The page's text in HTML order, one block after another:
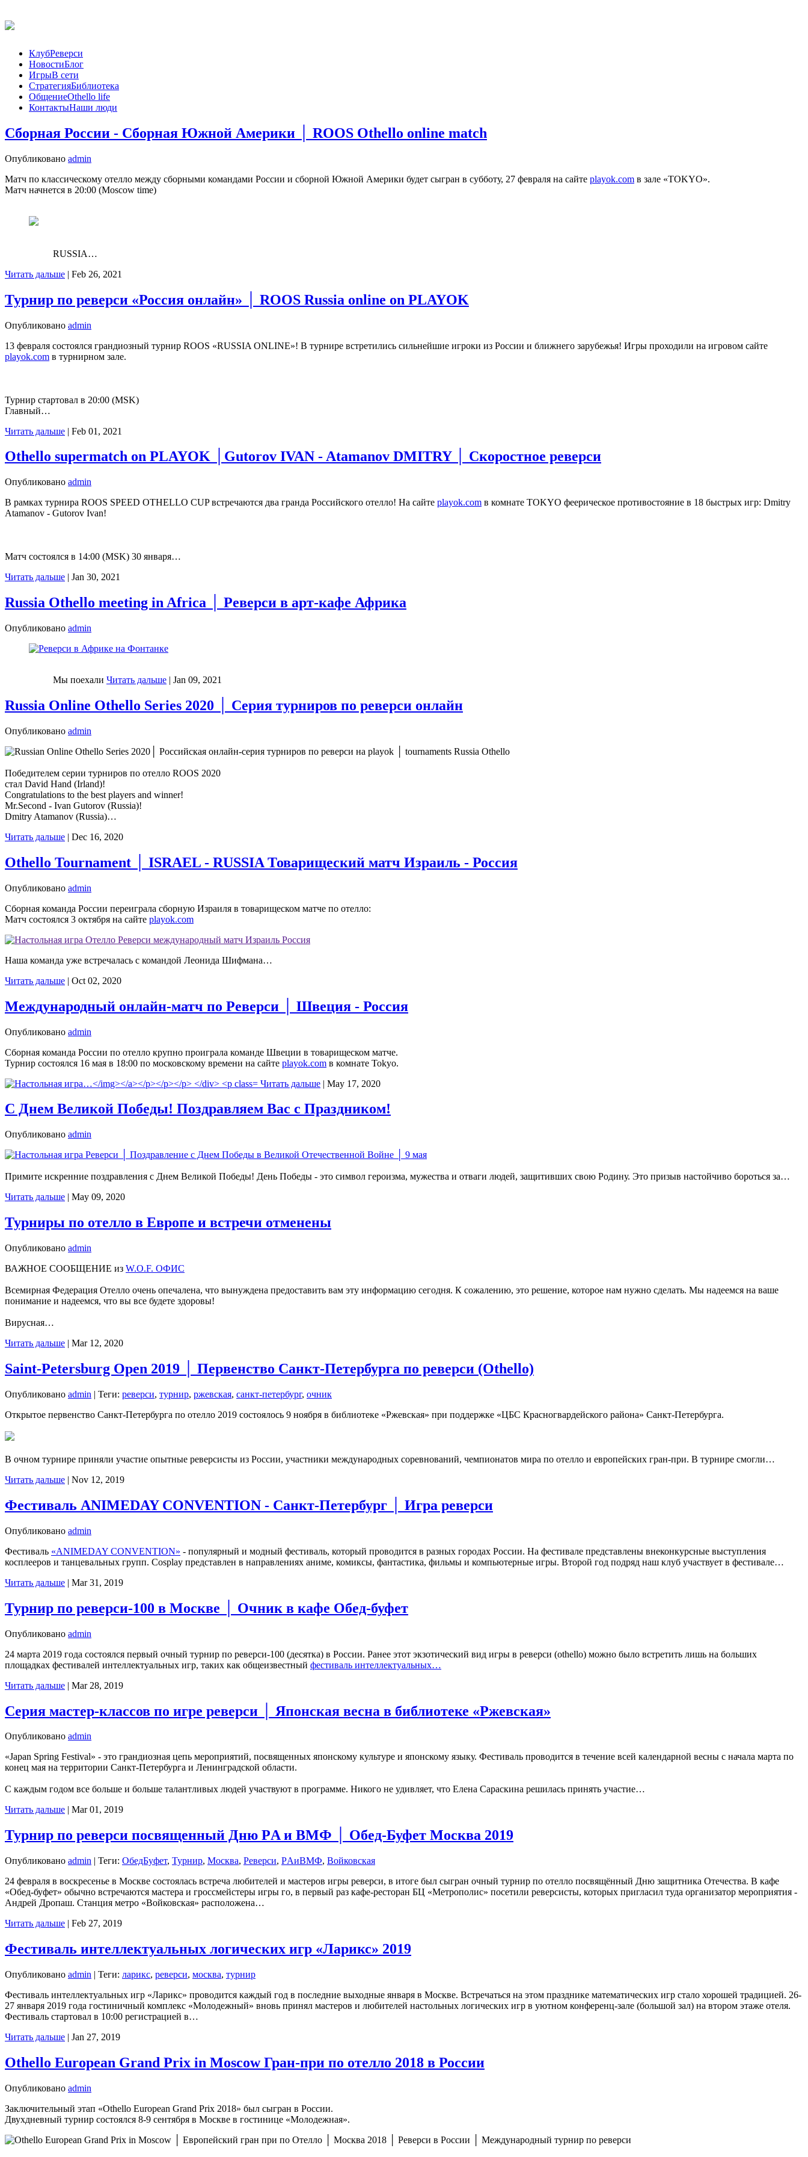
КлубРеверси
НовостиБлог
ИгрыВ сети
СтратегияБиблиотека
ОбщениеOthello life
КонтактыНаши люди
Сборная России - Сборная Южной Америки │ ROOS Othello online match
Опубликовано admin
Матч по классическому отелло между сборными командами России и сборной Южной Америки будет сыгран в субботу, 27 февраля на сайте playok.com в зале «TOKYO».
Матч начнется в 20:00 (Moscow time)
RUSSIA…
Читать дальше | Feb 26, 2021
Турнир по реверси «Россия онлайн» │ ROOS Russia online on PLAYOK
Опубликовано admin
13 февраля состоялся грандиозный турнир ROOS «RUSSIA ONLINE»! В турнире встретились сильнейшие игроки из России и ближнего зарубежья! Игры проходили на игровом сайте
playok.com в турнирном зале.
Турнир стартовал в 20:00 (MSK)
Главный…
Читать дальше | Feb 01, 2021
Othello supermatch on PLAYOK │Gutorov IVAN - Atamanov DMITRY │ Скоростное реверси
Опубликовано admin
В рамках турнира ROOS SPEED OTHELLO CUP встречаются два гранда Российского отелло! На сайте playok.com в комнате TOKYO феерическое противостояние в 18 быстрых игр: Dmitry
Atamanov - Gutorov Ivan!
Матч состоялся в 14:00 (MSK) 30 января…
Читать дальше | Jan 30, 2021
Russia Othello meeting in Africa │ Реверси в арт-кафе Африка
Опубликовано admin
Мы поехали Читать дальше | Jan 09, 2021
Russia Online Othello Series 2020 │ Серия турниров по реверси онлайн
Опубликовано admin
Победителем серии турниров по отелло ROOS 2020
стал David Hand (Irland)!
Congratulations to the best players and winner!
Mr.Second - Ivan Gutorov (Russia)!
Dmitry Atamanov (Russia)…
Читать дальше | Dec 16, 2020
Othello Tournament │ ISRAEL - RUSSIA Товарищеский матч Израиль - Россия
Опубликовано admin
Сборная команда России переиграла сборную Израиля в товарищеском матче по отелло:
Матч состоялся 3 октября на сайте playok.com
Наша команда уже встречалась с командой Леонида Шифмана…
Читать дальше | Oct 02, 2020
Международный онлайн-матч по Реверси │ Швеция - Россия
Опубликовано admin
Сборная команда России по отелло крупно проиграла команде Швеции в товарищеском матче.
Турнир состоялся 16 мая в 18:00 по московскому времени на сайте playok.com в комнате Tokyo.
Читать дальше | May 17, 2020
С Днем Великой Победы! Поздравляем Вас с Праздником!
Опубликовано admin
Примите искренние поздравления с Днем Великой Победы! День Победы - это символ героизма, мужества и отваги людей, защитивших свою Родину. Это призыв настойчиво бороться за…
Читать дальше | May 09, 2020
Турниры по отелло в Европе и встречи отменены
Опубликовано admin
ВАЖНОЕ СООБЩЕНИЕ из W.O.F. ОФИС
Всемирная Федерация Отелло очень опечалена, что вынуждена предоставить вам эту информацию сегодня. К сожалению, это решение, которое нам нужно сделать. Мы надеемся на ваше
понимание и надеемся, что вы все будете здоровы!
Вирусная…
Читать дальше | Mar 12, 2020
Saint-Petersburg Open 2019 │ Первенство Санкт-Петербурга по реверси (Othello)
Опубликовано admin | Теги: реверси, турнир, ржевская, санкт-петербург, очник
Открытое первенство Санкт-Петербурга по отелло 2019 состоялось 9 ноября в библиотеке «Ржевская» при поддержке «ЦБС Красногвардейского района» Санкт-Петербурга.
В очном турнире приняли участие опытные реверсисты из России, участники международных соревнований, чемпионатов мира по отелло и европейских гран-при. В турнире смогли…
Читать дальше | Nov 12, 2019
Фестиваль ANIMEDAY CONVENTION - Санкт-Петербург │ Игра реверси
Опубликовано admin
Фестиваль «ANIMEDAY CONVENTION» - популярный и модный фестиваль, который проводится в разных городах России. На фестивале представлены внеконкурсные выступления
косплееров и танцевальных групп. Cosplay представлен в направлениях аниме, комиксы, фантастика, фильмы и компьютерные игры. Второй год подряд наш клуб участвует в фестивале…
Читать дальше | Mar 31, 2019
Турнир по реверси-100 в Москве │ Очник в кафе Обед-буфет
Опубликовано admin
24 марта 2019 года состоялся первый очный турнир по реверси-100 (десятка) в России. Ранее этот экзотический вид игры в реверси (othello) можно было встретить лишь на больших
площадках фестивалей интеллектуальных игр, таких как общеизвестный фестиваль интеллектуальных…
Читать дальше | Mar 28, 2019
Серия мастер-классов по игре реверси │ Японская весна в библиотеке «Ржевская»
Опубликовано admin
«Japan Spring Festival» - это грандиозная цепь мероприятий, посвященных японскому культуре и японскому языку. Фестиваль проводится в течение всей календарной весны с начала марта по
конец мая на территории Санкт-Петербурга и Ленинградской области.
С каждым годом все больше и больше талантливых людей участвуют в программе. Никого не удивляет, что Елена Сараскина решилась принять участие…
Читать дальше | Mar 01, 2019
Турнир по реверси посвященный Дню РA и ВMФ │ Обед-Буфет Москва 2019
Опубликовано admin | Теги: ОбедБуфет, Турнир, Москва, Реверси, РAиВМФ, Войковская
24 февраля в воскресенье в Москве состоялась встреча любителей и мастеров игры реверси, в итоге был сыгран очный турнир по отелло посвящённый Дню защитника Отечества. В кафе
«Обед-буфет» обычно встречаются мастера и гроссмейстеры игры го, в первый раз кафе-ресторан БЦ «Метрополис» посетили реверсисты, которых пригласил туда организатор мероприятия -
Андрей Дропаш. Станция метро «Войковская» расположена…
Читать дальше | Feb 27, 2019
Фестиваль интеллектуальных логических игр «Ларикс» 2019
Опубликовано admin | Теги: ларикс, реверси, москва, турнир
Фестиваль интеллектуальных игр «Ларикс» проводится каждый год в последние выходные января в Москве. Встречаться на этом празднике математических игр стало хорошей традицией. 26-
27 января 2019 года гостиничный комплекс «Молодежный» вновь принял мастеров и любителей настольных логических игр в уютном конференц-зале (большой зал) на втором этаже отеля.
Фестиваль стартовал в 10:00 регистрацией в…
Читать дальше | Jan 27, 2019
Othello European Grand Prix in Moscow Гран-при по отелло 2018 в России
Опубликовано admin
Заключительный этап «Othello European Grand Prix 2018» был сыгран в России.
Двухдневный турнир состоялся 8-9 сентября в Москве в гостинице «Молодежная».